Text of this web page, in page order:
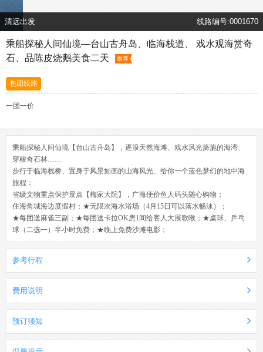
清远出发 线路编号:0001670
乘船探秘人间仙境—台山古舟岛、临海栈道、 戏水观海赏奇
石、品陈皮烧鹅美食二天
推荐
包团线路
一团一价
乘船探秘人间仙境【台山古舟岛】，逐浪天然海滩、戏水风光旖旎的海湾、
穿梭奇石林……
步行于临海栈桥、置身于风景如画的山海风光、给你一个蓝色梦幻的地中海
旅程；
省级文物重点保护景点【梅家大院】，广海便价鱼人码头随心购物；
住海角城海边度假村：★无限次海水浴场（4月15日可以落水畅泳）；
★每团送麻雀三副；★每团送卡拉OK房1间给客人大展歌喉；★桌球、乒乓
球（二选一）半小时免费；★晚上免费沙滩电影；
参考行程
费用说明
预订须知